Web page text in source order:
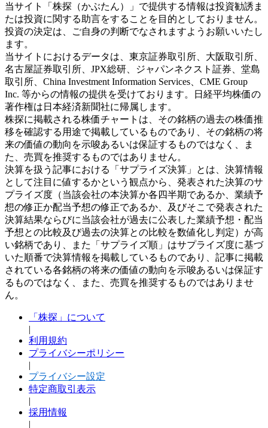
当サイト「株探（かぶたん）」で提供する情報は投資勧誘ま
たは投資に関する助言をすることを目的としておりません。
投資の決定は、ご自身の判断でなされますようお願いいたし
ます。
当サイトにおけるデータは、東京証券取引所、大阪取引所、
名古屋証券取引所、JPX総研、ジャパンネクスト証券、堂島
取引所、China Investment Information Services、CME Group
Inc. 等からの情報の提供を受けております。日経平均株価の
著作権は日本経済新聞社に帰属します。
株探に掲載される株価チャートは、その銘柄の過去の株価推
移を確認する用途で掲載しているものであり、その銘柄の将
来の価値の動向を示唆あるいは保証するものではなく、ま
た、売買を推奨するものではありません。
決算を扱う記事における「サプライズ決算」とは、決算情報
として注目に値するかという観点から、発表された決算のサ
プライズ度（当該会社の本決算か各四半期であるか、業績予
想の修正か配当予想の修正であるか、及びそこで発表された
決算結果ならびに当該会社が過去に公表した業績予想・配当
予想との比較及び過去の決算との比較を数値化し判定）が高
い銘柄であり、また「サプライズ順」はサプライズ度に基づ
いた順番で決算情報を掲載しているものであり、記事に掲載
されている各銘柄の将来の価値の動向を示唆あるいは保証す
るものではなく、また、売買を推奨するものではありませ
ん。
「株探」について
|
利用規約
プライバシーポリシー
|
プライバシー設定
特定商取引表示
|
採用情報
|